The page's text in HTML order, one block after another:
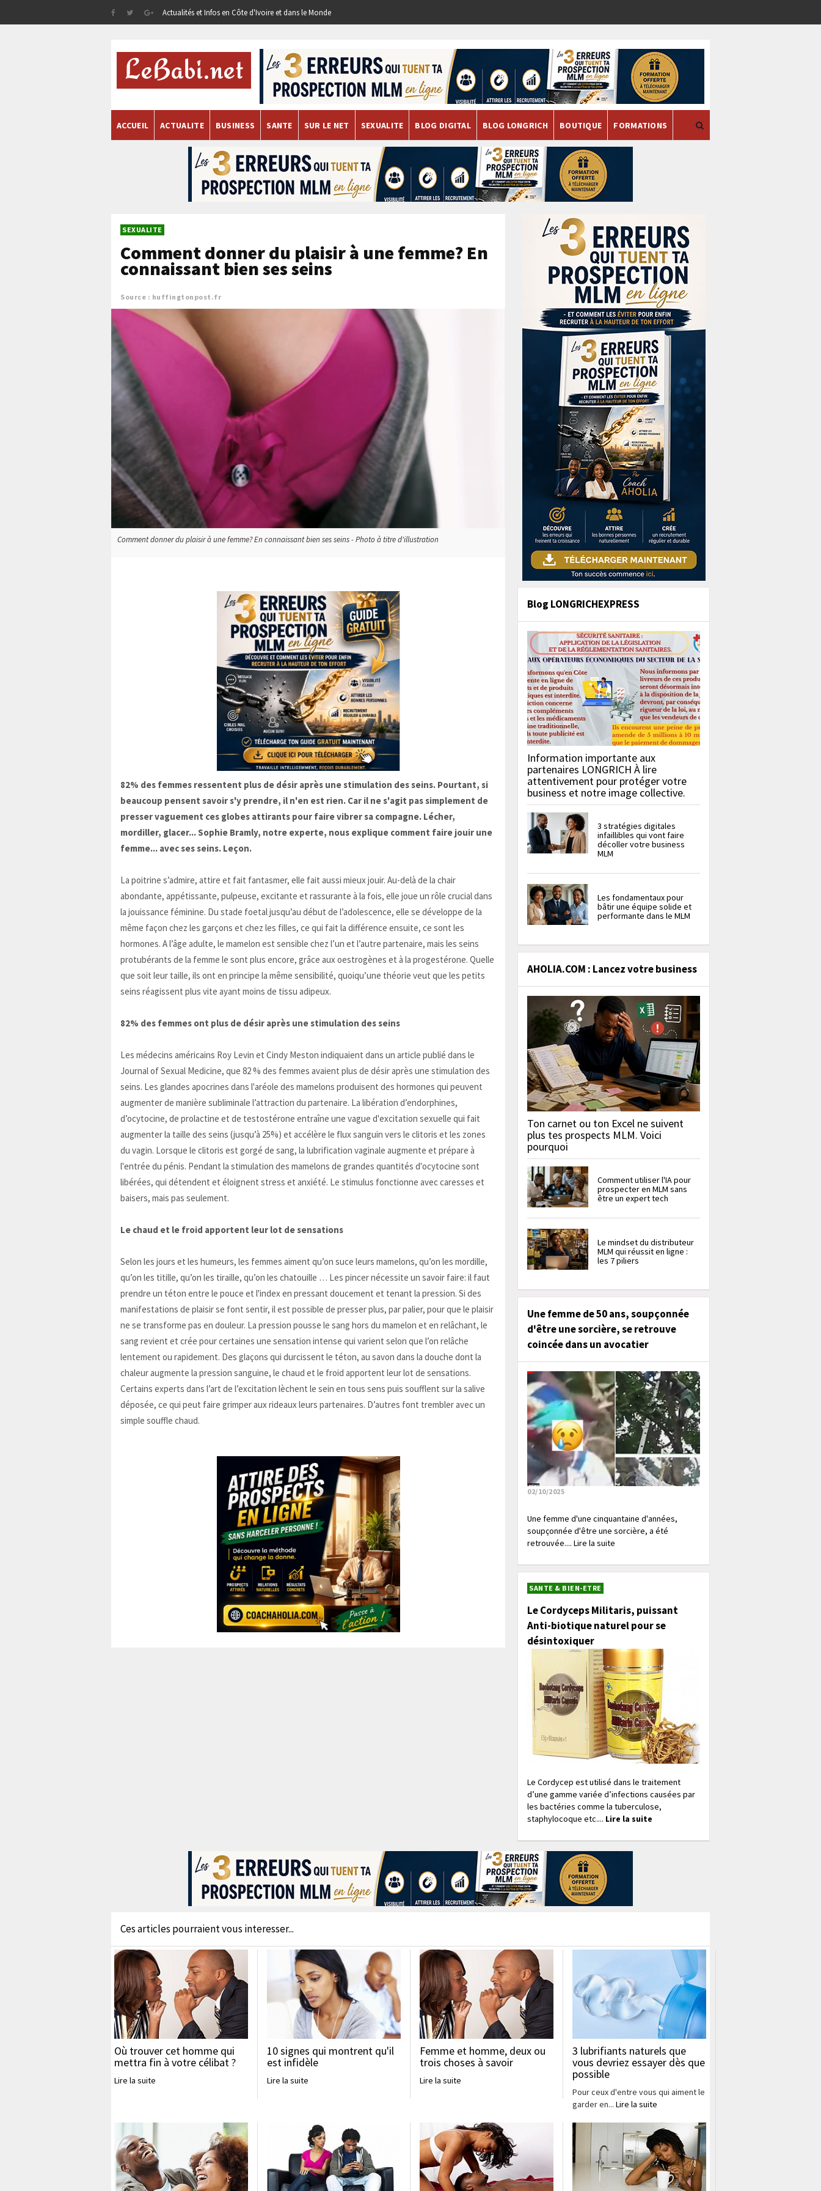
Actualités et Infos en Côte d'Ivoire et dans le Monde
ACCUEIL ACTUALITE BUSINESS SANTE SUR LE NET SEXUALITE BLOG DIGITAL BLOG LONGRICH BOUTIQUE FORMATIONS
SEXUALITE
Comment donner du plaisir à une femme? En
connaissant bien ses seins
Source : huffingtonpost.fr
Comment donner du plaisir à une femme? En connaissant bien ses seins - Photo à titre d'illustration
82% des femmes ressentent plus de désir après une stimulation des seins. Pourtant, si
beaucoup pensent savoir s'y prendre, il n'en est rien. Car il ne s'agit pas simplement de
presser vaguement ces globes attirants pour faire vibrer sa compagne. Lécher,
mordiller, glacer... Sophie Bramly, notre experte, nous explique comment faire jouir une
femme... avec ses seins. Leçon.
La poitrine s’admire, attire et fait fantasmer, elle fait aussi mieux jouir. Au-delà de la chair
abondante, appétissante, pulpeuse, excitante et rassurante à la fois, elle joue un rôle crucial dans
la jouissance féminine. Du stade foetal jusqu’au début de l’adolescence, elle se développe de la
même façon chez les garçons et chez les filles, ce qui fait la différence ensuite, ce sont les
hormones. A l’âge adulte, le mamelon est sensible chez l’un et l’autre partenaire, mais les seins
protubérants de la femme le sont plus encore, grâce aux oestrogènes et à la progestérone. Quelle
que soit leur taille, ils ont en principe la même sensibilité, quoiqu’une théorie veut que les petits
seins réagissent plus vite ayant moins de tissu adipeux.
82% des femmes ont plus de désir après une stimulation des seins
Les médecins américains Roy Levin et Cindy Meston indiquaient dans un article publié dans le
Journal of Sexual Medicine, que 82 % des femmes avaient plus de désir après une stimulation des
seins. Les glandes apocrines dans l'aréole des mamelons produisent des hormones qui peuvent
augmenter de manière subliminale l’attraction du partenaire. La libération d’endorphines,
d’ocytocine, de prolactine et de testostérone entraîne une vague d'excitation sexuelle qui fait
augmenter la taille des seins (jusqu’à 25%) et accélère le flux sanguin vers le clitoris et les zones
du vagin. Lorsque le clitoris est gorgé de sang, la lubrification vaginale augmente et prépare à
l'entrée du pénis. Pendant la stimulation des mamelons de grandes quantités d'ocytocine sont
libérées, qui détendent et éloignent stress et anxiété. Le stimulus fonctionne avec caresses et
baisers, mais pas seulement.
Le chaud et le froid apportent leur lot de sensations
Selon les jours et les humeurs, les femmes aiment qu’on suce leurs mamelons, qu’on les mordille,
qu’on les titille, qu’on les tiraille, qu’on les chatouille … Les pincer nécessite un savoir faire: il faut
prendre un téton entre le pouce et l'index en pressant doucement et tenant la pression. Si des
manifestations de plaisir se font sentir, il est possible de presser plus, par palier, pour que le plaisir
ne se transforme pas en douleur. La pression pousse le sang hors du mamelon et en relâchant, le
sang revient et crée pour certaines une sensation intense qui varient selon que l’on relâche
lentement ou rapidement. Des glaçons qui durcissent le téton, au savon dans la douche dont la
chaleur augmente la pression sanguine, le chaud et le froid apportent leur lot de sensations.
Certains experts dans l’art de l’excitation lèchent le sein en tous sens puis soufflent sur la salive
déposée, ce qui peut faire grimper aux rideaux leurs partenaires. D’autres font trembler avec un
simple souffle chaud.
Blog LONGRICHEXPRESS
Information importante aux
partenaires LONGRICH À lire
attentivement pour protéger votre
business et notre image collective.
3 stratégies digitales
infaillibles qui vont faire
décoller votre business
MLM
Les fondamentaux pour
bâtir une équipe solide et
performante dans le MLM
AHOLIA.COM : Lancez votre business
Ton carnet ou ton Excel ne suivent
plus tes prospects MLM. Voici
pourquoi
Comment utiliser l'IA pour
prospecter en MLM sans
être un expert tech
Le mindset du distributeur
MLM qui réussit en ligne :
les 7 piliers
Une femme de 50 ans, soupçonnée
d'être une sorcière, se retrouve
coincée dans un avocatier
02/10/2025
Une femme d'une cinquantaine d'années,
soupçonnée d'être une sorcière, a été
retrouvée.... Lire la suite
SANTE & BIEN-ETRE
Le Cordyceps Militaris, puissant
Anti-biotique naturel pour se
désintoxiquer
Le Cordycep est utilisé dans le traitement
d’une gamme variée d’infections causées par
les bactéries comme la tuberculose,
staphylocoque etc.... Lire la suite
Ces articles pourraient vous interesser...
Où trouver cet homme qui
mettra fin à votre célibat ?
Lire la suite
10 signes qui montrent qu'il
est infidèle
Lire la suite
Femme et homme, deux ou
trois choses à savoir
Lire la suite
3 lubrifiants naturels que
vous devriez essayer dès que
possible
Pour ceux d'entre vous qui aiment le
garder en... Lire la suite